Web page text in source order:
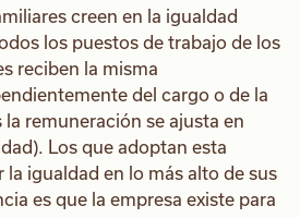
creen en la igualdad
los puestos de trabajo de los
reciben la misma
del cargo o de la
remuneración se ajusta en
Los que adoptan esta
igualdad en lo más alto de sus
es que la empresa existe para